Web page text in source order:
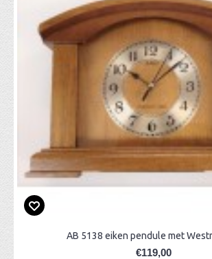
AB 5138 eiken pendule met
€119,00